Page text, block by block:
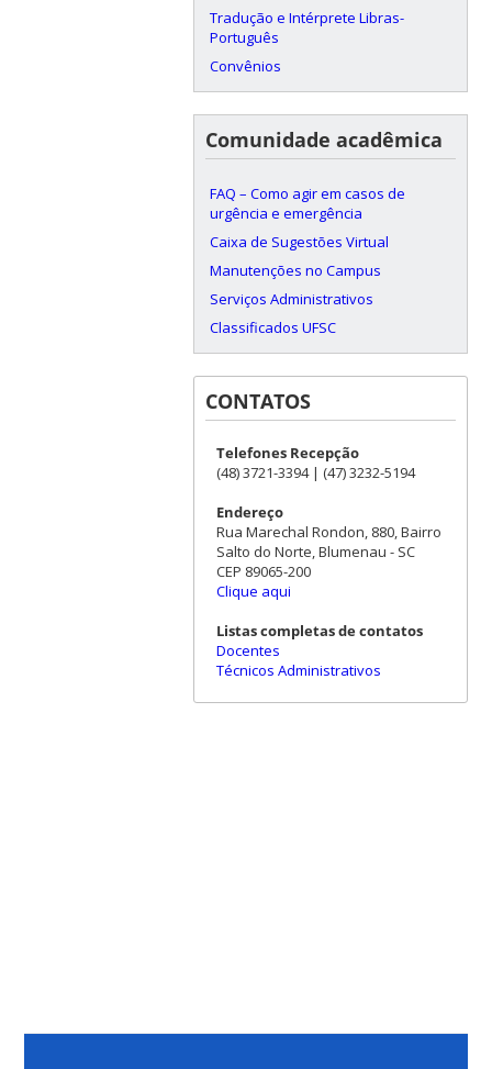
Tradução e Intérprete Libras-
Português
Convênios
Comunidade acadêmica
FAQ – Como agir em casos de
urgência e emergência
Caixa de Sugestões Virtual
Manutenções no Campus
Serviços Administrativos
Classificados UFSC
CONTATOS
Telefones Recepção
(48) 3721-3394 | (47) 3232-5194
Endereço
Rua Marechal Rondon, 880, Bairro
Salto do Norte, Blumenau - SC
CEP 89065-200
Clique aqui
Listas completas de contatos
Docentes
Técnicos Administrativos